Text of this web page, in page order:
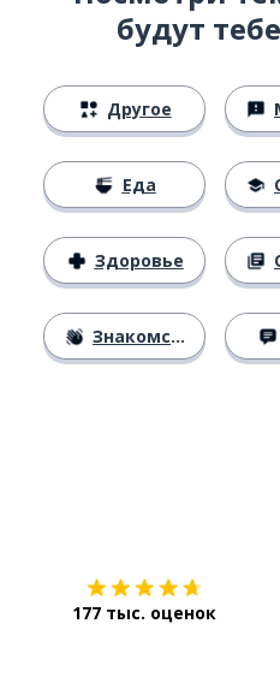
будут
Другое
Еда
Здоровье
Знакомство
177 тыс. оценок